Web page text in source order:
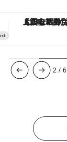
3 /6